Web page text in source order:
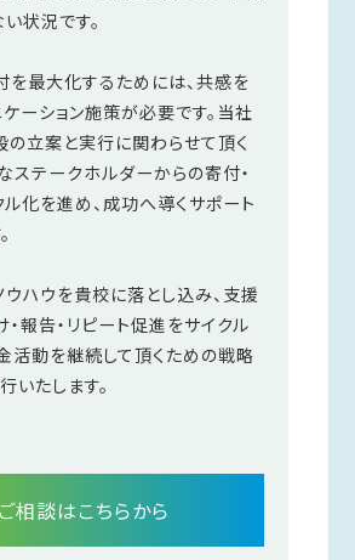
状況です。
を最大化するためには、共感を
ーション施策が必要です。当社
立案と実行に関わらせて頂く
ステークホルダーからの寄付・
化を進め、成功へ導くサポート
ハウを貴校に落とし込み、支援
報告・リピート促進をサイクル
活動を継続して頂くための戦略
いたします。
ご相談はこちらから